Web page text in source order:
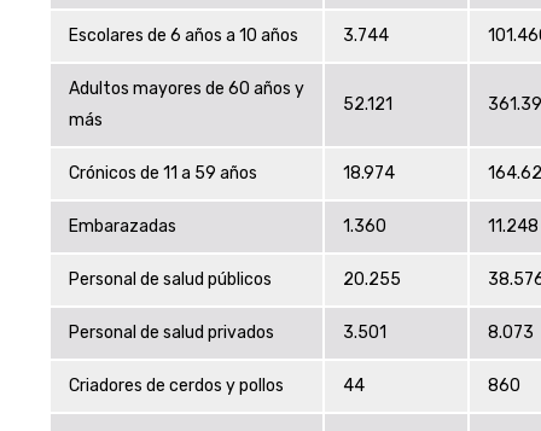
Escolares de 6 años a 10 años 3.744
Adultos mayores de 60 años y
más
52.121
Crónicos de 11 a 59 años 18.974
Embarazadas 1.360 11.248
Personal de salud públicos 20.255
Personal de salud privados 3.501 8.073
Criadores de cerdos y pollos 44 860